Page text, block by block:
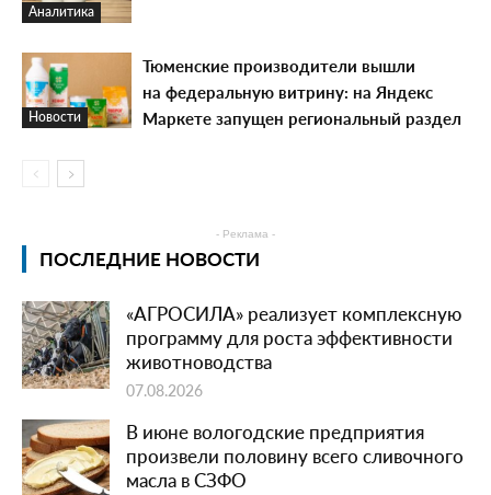
Аналитика
Новости
Тюменские производители вышли
на федеральную витрину: на Яндекс
Маркете запущен региональный раздел
- Реклама -
ПОСЛЕДНИЕ НОВОСТИ
«АГРОСИЛА» реализует комплексную
программу для роста эффективности
животноводства
07.08.2026
В июне вологодские предприятия
произвели половину всего сливочного
масла в СЗФО